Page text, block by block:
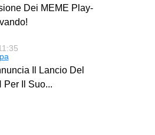
Dei MEME Play-
Il Lancio Del
Per Il Suo...